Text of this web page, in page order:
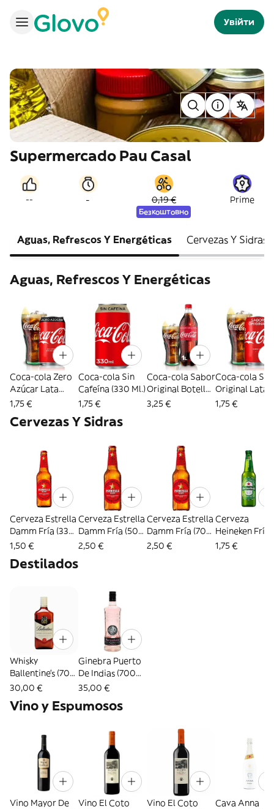
Увійти
Supermercado Pau Casal
-- - 0,19 €
Безкоштовно
Prime
Aguas, Refrescos Y Energéticas Cervezas Y Sidras
Aguas, Refrescos Y Energéticas
Coca-cola Zero
Azúcar Lata
330ml.
1,75 €
Coca-cola Sin
Cafeína (330 Ml.)
1,75 €
Coca-cola Sabor
Original Botella
1l.
3,25 €
Coca-cola
Original Lata
330ml.
1,75 €
Cervezas Y Sidras
Cerveza Estrella
Damm Fría (330
Ml.)
1,50 €
Cerveza Estrella
Damm Fría (500
Ml.)
2,50 €
Cerveza Estrella
Damm Fría (700
Ml.)
2,50 €
Cerveza
Heineken Fría
(330 Ml.)
1,75 €
Destilados
Whisky
Ballentine's (700
Ml.)
30,00 €
Ginebra Puerto
De Indias (700
Ml.)
35,00 €
Vino y Espumosos
Vino Mayor De
Vino El Coto
Vino El Coto
Cava Anna